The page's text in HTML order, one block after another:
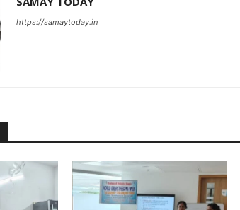
https://samaytoday.in